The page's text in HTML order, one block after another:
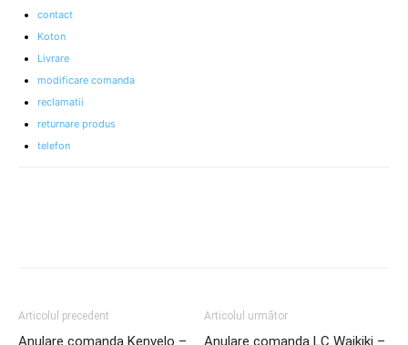
contact
Koton
Livrare
modificare comanda
reclamatii
returnare produs
telefon
Articolul precedent
Anulare comanda Kenvelo –
Articolul următor
Anulare comanda LC Waikiki –